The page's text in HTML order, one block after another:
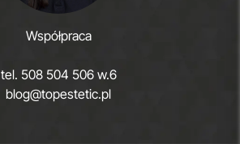
Współpraca
tel. 508 504 506 w.6
blog@topestetic.pl